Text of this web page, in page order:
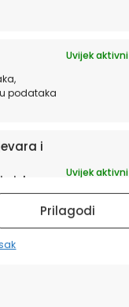
Uvijek aktivni
podataka
i
izbora
Uvijek aktivni
Prilagodi